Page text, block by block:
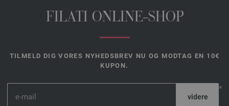
FILATI ONLINE-SHOP
TILMELD DIG VORES NYHEDSBREV NU OG MODTAG EN 10€
KUPON.
*